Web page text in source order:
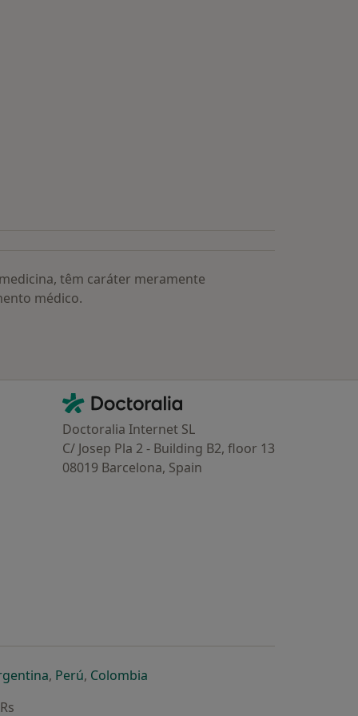
têm caráter meramente
médico.
Contacto
Doctoralia - Homepage
Doctoralia Internet SL
C/ Josep Pla 2 - Building B2, floor 13
08019 Barcelona, Spain
separador
num novo separador
abre num novo separador
, Perúabre num novo separador
, Colombiaabre num novo separador